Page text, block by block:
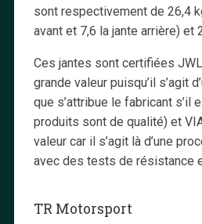
sont respectivement de 26,4
avant et 7,6 la jante arrière) et
Ces jantes sont certifiées JWL
grande valeur puisqu’il s’agit
que s’attribue le fabricant s’il
produits sont de qualité) et
valeur car il s’agit là d’une
avec des tests de résistance
TR Motorsport